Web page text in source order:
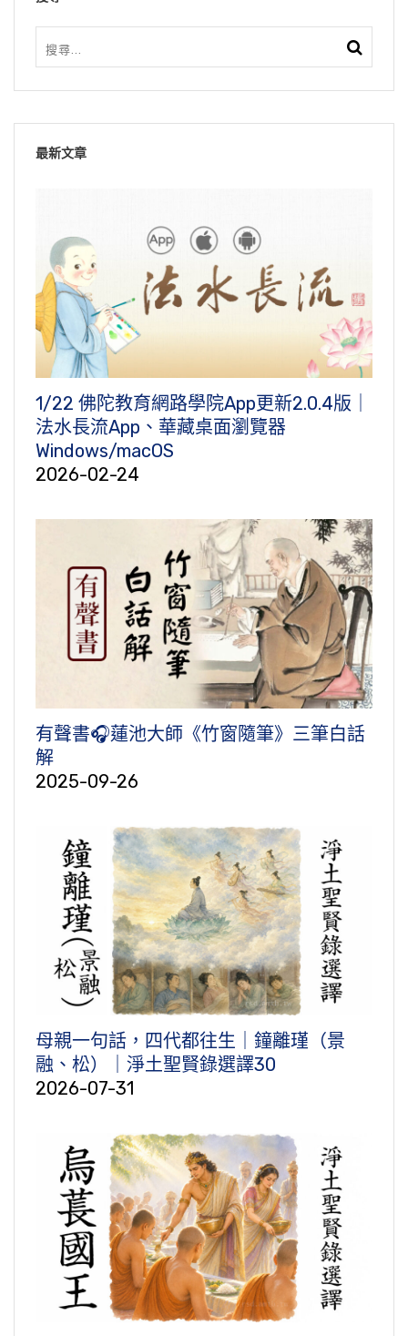
最新文章
1/22 佛陀教育網路學院App更新2.0.4版｜
法水長流App、華藏桌面瀏覽器
Windows/macOS
2026-02-24
有聲書🎧蓮池大師《竹窗隨筆》三筆白話
解
2025-09-26
母親一句話，四代都往生｜鐘離瑾（景
融、松）｜淨土聖賢錄選譯30
2026-07-31